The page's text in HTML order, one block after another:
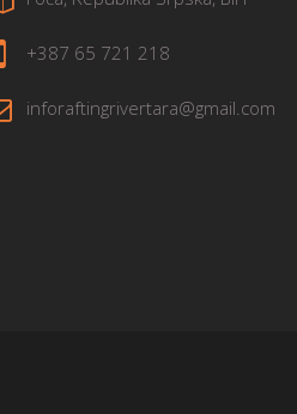
+387 65 721 218
inforaftingrivertara@gmail.com